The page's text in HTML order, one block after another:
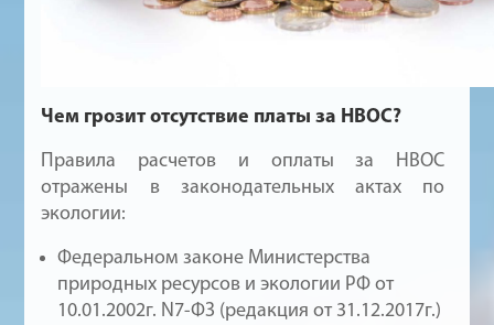
Чем грозит отсутствие платы за НВОС?
Правила расчетов и оплаты за НВОС
отражены в законодательных актах по
экологии:
Федеральном законе Министерства
природных ресурсов и экологии РФ от
10.01.2002г. N7-ФЗ (редакция от 31.12.2017г.)